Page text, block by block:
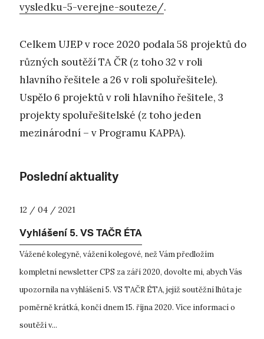
vysledku-5-verejne-souteze/.
Celkem UJEP v roce 2020 podala 58 projektů do
různých soutěží TA ČR (z toho 32 v roli
hlavního řešitele a 26 v roli spoluřešitele).
Uspělo 6 projektů v roli hlavního řešitele, 3
projekty spoluřešitelské (z toho jeden
mezinárodní – v Programu KAPPA).
Poslední aktuality
12 / 04 / 2021
Vyhlášení 5. VS TAČR ÉTA
Vážené kolegyně, vážení kolegové, než Vám předložím
kompletní newsletter CPS za září 2020, dovolte mi, abych Vás
upozornila na vyhlášení 5. VS TAČR ÉTA, jejíž soutěžní lhůta je
poměrně krátká, končí dnem 15. října 2020. Více informací o
soutěži v...